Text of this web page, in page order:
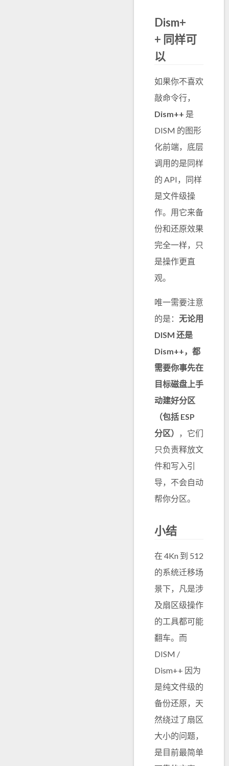
Dism+
+ 同样可
以
如果你不喜欢
敲命令行，
Dism++ 是
DISM 的图形
化前端，底层
调用的是同样
的 API，同样
是文件级操
作。用它来备
份和还原效果
完全一样，只
是操作更直
观。
唯一需要注意
的是： 无论用
DISM 还是
Dism++，都
需要你事先在
目标磁盘上手
动建好分区
（包括 ESP
分区）
，它们
只负责释放文
件和写入引
导，不会自动
帮你分区。
小结
在 4Kn 到 512
的系统迁移场
景下，凡是涉
及扇区级操作
的工具都可能
翻车。而
DISM /
Dism++ 因为
是纯文件级的
备份还原，天
然绕过了扇区
大小的问题，
是目前最简单